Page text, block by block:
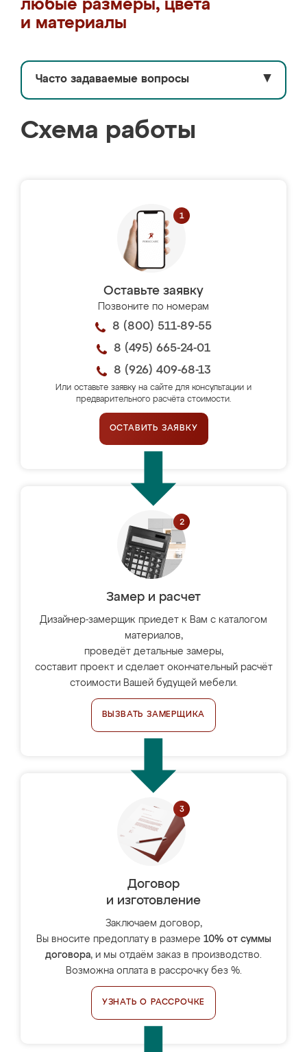
любые размеры, цвета
и материалы
Часто задаваемые вопросы ▼
Схема работы
Оставьте заявку
Позвоните по номерам
8 (800) 511-89-55
8 (495) 665-24-01
8 (926) 409-68-13
Или оставьте заявку на сайте для консультации и
предварительного расчёта стоимости.
ОСТАВИТЬ ЗАЯВКУ
Замер и расчет
Дизайнер-замерщик приедет к Вам с каталогом
материалов,
проведёт детальные замеры,
составит проект и сделает окончательный расчёт
стоимости Вашей будущей мебели.
ВЫЗВАТЬ ЗАМЕРЩИКА
Договор
и изготовление
Заключаем договор,
Вы вносите предоплату в размере 10% от суммы
договора, и мы отдаём заказ в производство.
Возможна оплата в рассрочку без %.
УЗНАТЬ О РАССРОЧКЕ